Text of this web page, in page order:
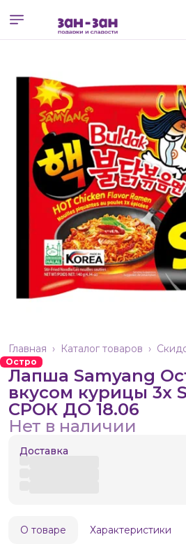
Каталог товаров ›
Главная ›
Остро
Лапша Samyang
вкусом курицы 3x
СРОК ДО 18.06
Нет в наличии
Доставка
О товаре Характеристики